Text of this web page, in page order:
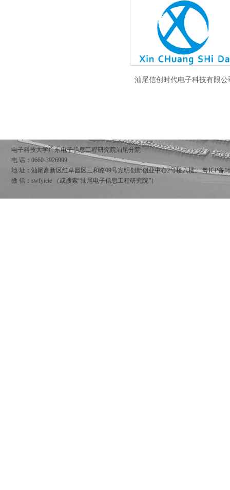
汕尾信创时代电子科技有限公
电子科技大学广东电子信息工程研究院汕尾分院
电 话：0660-3926999
地 址：汕尾高新区红草园区三和路09号光明创新创业中心2号楼六楼。粤ICP备
微 信：swfyieie （或搜索“汕尾电子信息工程研究院”）